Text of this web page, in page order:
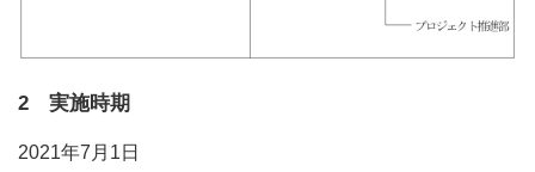
2 実施時期
2021年7月1日